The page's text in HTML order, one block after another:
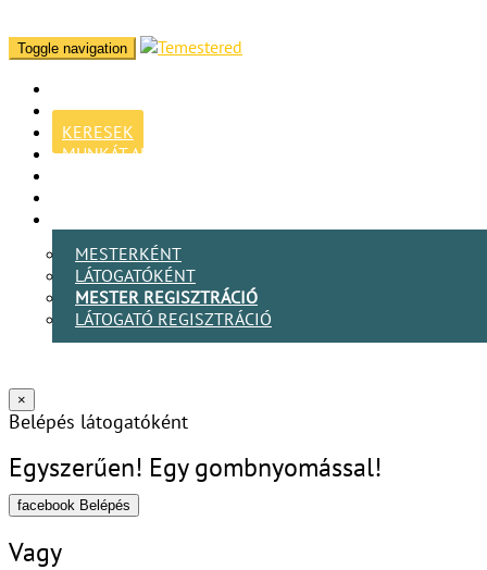
Toggle navigation
KERESEK
MUNKÁT ADOK
MESTERKÉNT
LÁTOGATÓKÉNT
MESTER REGISZTRÁCIÓ
LÁTOGATÓ REGISZTRÁCIÓ
×
Belépés látogatóként
Egyszerűen! Egy gombnyomással!
facebook Belépés
Vagy